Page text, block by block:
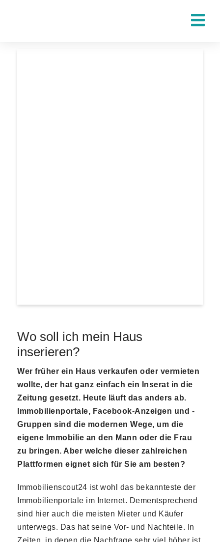
Wo soll ich mein Haus
inserieren?
Wer früher ein Haus verkaufen oder vermieten
wollte, der hat ganz einfach ein Inserat in die
Zeitung gesetzt. Heute läuft das anders ab.
Immobilienportale, Facebook-Anzeigen und -
Gruppen sind die modernen Wege, um die
eigene Immobilie an den Mann oder die Frau
zu bringen. Aber welche dieser zahlreichen
Plattformen eignet sich für Sie am besten?
Immobilienscout24 ist wohl das bekannteste der
Immobilienportale im Internet. Dementsprechend
sind hier auch die meisten Mieter und Käufer
unterwegs. Das hat seine Vor- und Nachteile. In
Zeiten, in denen die Nachfrage sehr viel höher ist